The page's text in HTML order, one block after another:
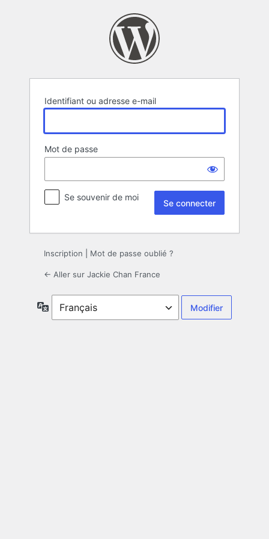
Identifiant ou adresse e-mail
Mot de passe
Se souvenir de moi
Inscription Mot de passe oublié ?
← Aller sur Jackie Chan France
Langue